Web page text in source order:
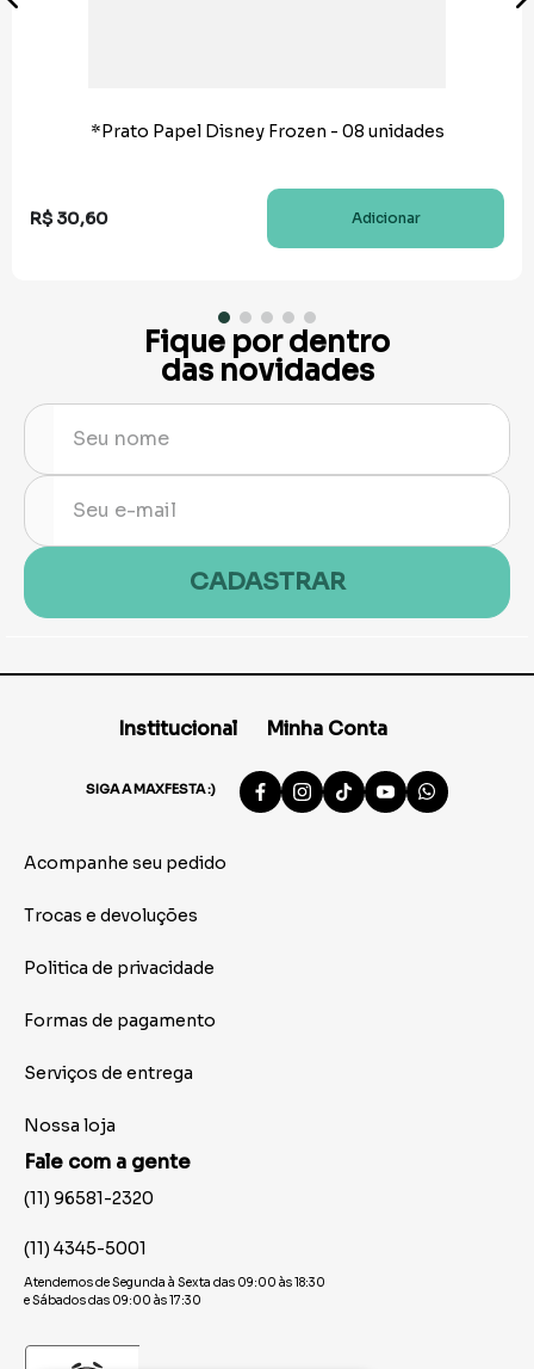
*Prato Papel Disney Frozen - 08 unidades
R$ 30,60 Adicionar
Fique por dentro
das novidades
CADASTRAR
Institucional Minha Conta
SIGA A MAXFESTA :)
Acompanhe seu pedido
Trocas e devoluções
Politica de privacidade
Formas de pagamento
Serviços de entrega
Nossa loja
Fale com a gente
(11) 96581-2320
(11) 4345-5001
Atendemos de Segunda à Sexta das 09:00 às 18:30
e Sábados das 09:00 às 17:30